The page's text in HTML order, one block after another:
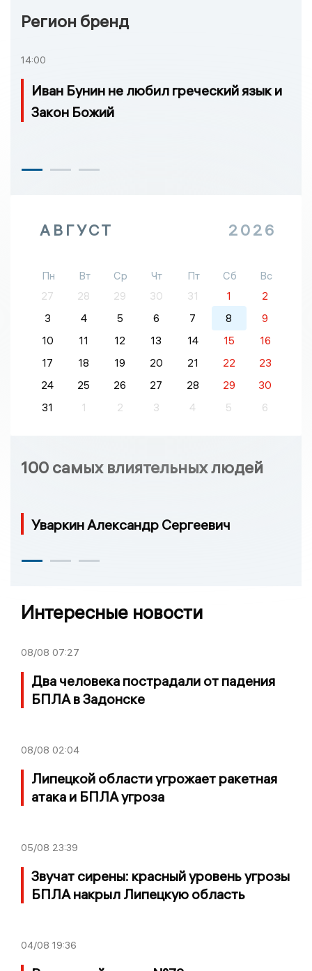
Регион бренд
14:00
Иван Бунин не любил греческий язык и
Закон Божий
АВГУСТ 2026
Пн Вт Ср Чт Пт Сб
Вс
27
28 29 30 31 1
2
3
4 5 6 7 8
9
10
11 12 13 14 15
16
17
18 19 20 21 22
23
24
25 26 27 28 29
30
31
1 2 3 4 5 6
100 самых влиятельных людей
Уваркин Александр Сергеевич
Интересные новости
08/08 07:27
Два человека пострадали от падения
БПЛА в Задонске
08/08 02:04
Липецкой области угрожает ракетная
атака и БПЛА угроза
05/08 23:39
Звучат сирены: красный уровень угрозы
БПЛА накрыл Липецкую область
04/08 19:36